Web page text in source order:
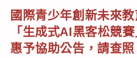
國際青少年創新未來
「生成式AI黑客松競
惠予協助公告，請查照